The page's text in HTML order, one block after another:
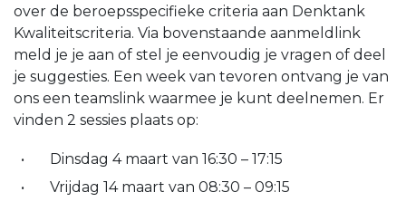
over de beroepsspecifieke criteria aan Denktank
Kwaliteitscriteria. Via bovenstaande aanmeldlink
meld je je aan of stel je eenvoudig je vragen of deel
je suggesties. Een week van tevoren ontvang je van
ons een teamslink waarmee je kunt deelnemen. Er
vinden 2 sessies plaats op:
Dinsdag 4 maart van 16:30 – 17:15
Vrijdag 14 maart van 08:30 – 09:15